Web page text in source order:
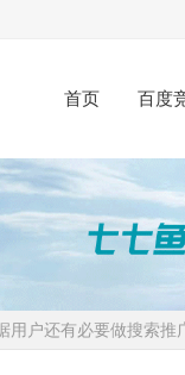
首页 百度
用户还有必要做搜索推